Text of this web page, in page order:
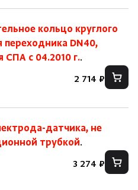
кольцо круглого
переходника DN40,
СПА с 04.2010 г..
2 714 ₽
датчика, не
трубкой.
3 274 ₽